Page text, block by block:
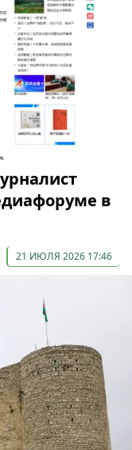
в
21 ИЮЛЯ 2026 17:46